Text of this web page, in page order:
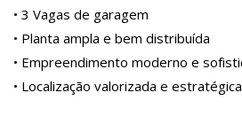
• 3 Vagas de garagem
• Planta ampla e bem distribuída
• Empreendimento moderno e
• Localização valorizada e estratégica